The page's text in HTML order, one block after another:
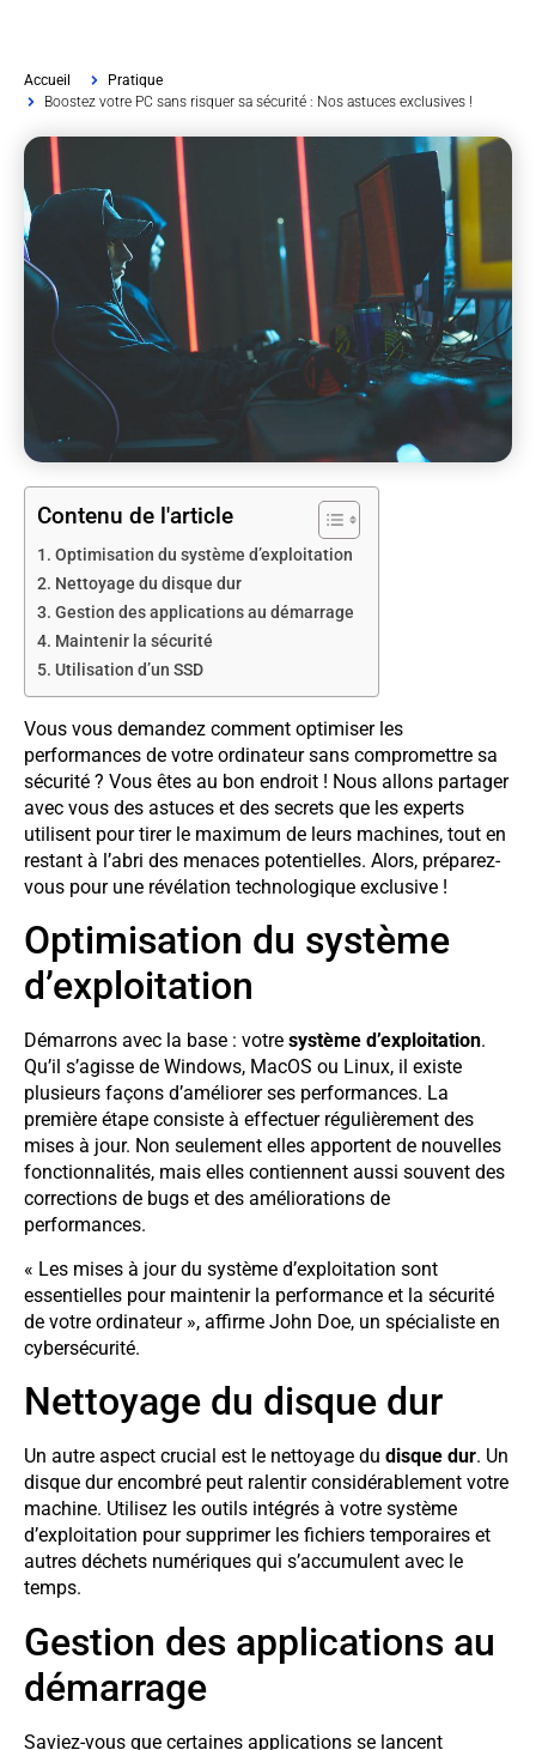
Accueil
Pratique
Boostez votre PC sans risquer sa sécurité : Nos astuces exclusives !
Contenu de l'article
Optimisation du système d’exploitation
Nettoyage du disque dur
Gestion des applications au démarrage
Maintenir la sécurité
Utilisation d’un SSD
Vous vous demandez comment optimiser les
performances de votre ordinateur sans compromettre sa
sécurité ? Vous êtes au bon endroit ! Nous allons partager
avec vous des astuces et des secrets que les experts
utilisent pour tirer le maximum de leurs machines, tout en
restant à l’abri des menaces potentielles. Alors, préparez-
vous pour une révélation technologique exclusive !
Optimisation du système
d’exploitation
Démarrons avec la base : votre système d’exploitation.
Qu’il s’agisse de Windows, MacOS ou Linux, il existe
plusieurs façons d’améliorer ses performances. La
première étape consiste à effectuer régulièrement des
mises à jour. Non seulement elles apportent de nouvelles
fonctionnalités, mais elles contiennent aussi souvent des
corrections de bugs et des améliorations de
performances.
« Les mises à jour du système d’exploitation sont
essentielles pour maintenir la performance et la sécurité
de votre ordinateur », affirme John Doe, un spécialiste en
cybersécurité.
Nettoyage du disque dur
Un autre aspect crucial est le nettoyage du disque dur. Un
disque dur encombré peut ralentir considérablement votre
machine. Utilisez les outils intégrés à votre système
d’exploitation pour supprimer les fichiers temporaires et
autres déchets numériques qui s’accumulent avec le
temps.
Gestion des applications au
démarrage
Saviez-vous que certaines applications se lancent